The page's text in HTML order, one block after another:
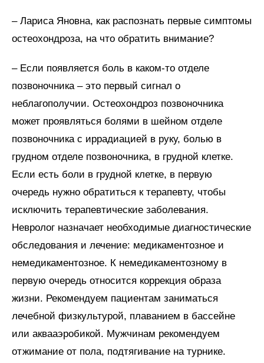
– Лариса Яновна, как распознать первые симптомы
остеохондроза, на что обратить внимание?
– Если появляется боль в каком-то отделе
позвоночника – это первый сигнал о
неблагополучии. Остеохондроз позвоночника
может проявляться болями в шейном отделе
позвоночника с иррадиацией в руку, болью в
грудном отделе позвоночника, в грудной клетке.
Если есть боли в грудной клетке, в первую
очередь нужно обратиться к терапевту, чтобы
исключить терапевтические заболевания.
Невролог назначает необходимые диагностические
обследования и лечение: медикаментозное и
немедикаментозное. К немедикаментозному в
первую очередь относится коррекция образа
жизни. Рекомендуем пациентам заниматься
лечебной физкультурой, плаванием в бассейне
или аквааэробикой. Мужчинам рекомендуем
отжимание от пола, подтягивание на турнике.